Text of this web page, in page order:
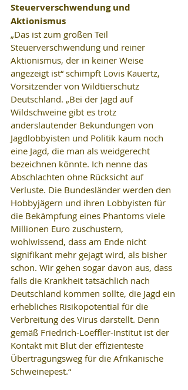
Steuerverschwendung und
Aktionismus
„Das ist zum großen Teil
Steuerverschwendung und reiner
Aktionismus, der in keiner Weise
angezeigt ist“ schimpft Lovis Kauertz,
Vorsitzender von Wildtierschutz
Deutschland. „Bei der Jagd auf
Wildschweine gibt es trotz
anderslautender Bekundungen von
Jagdlobbyisten und Politik kaum noch
eine Jagd, die man als weidgerecht
bezeichnen könnte. Ich nenne das
Abschlachten ohne Rücksicht auf
Verluste. Die Bundesländer werden den
Hobbyjägern und ihren Lobbyisten für
die Bekämpfung eines Phantoms viele
Millionen Euro zuschustern,
wohlwissend, dass am Ende nicht
signifikant mehr gejagt wird, als bisher
schon. Wir gehen sogar davon aus, dass
falls die Krankheit tatsächlich nach
Deutschland kommen sollte, die Jagd ein
erhebliches Risikopotential für die
Verbreitung des Virus darstellt. Denn
gemäß Friedrich-Loeffler-Institut ist der
Kontakt mit Blut der effizienteste
Übertragungsweg für die Afrikanische
Schweinepest.“